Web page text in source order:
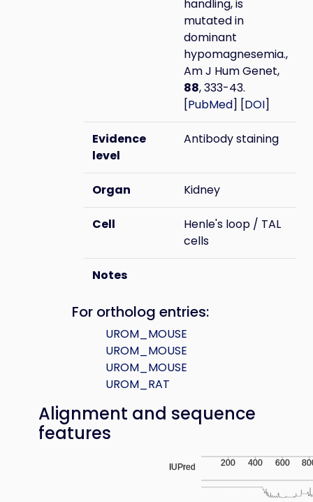
handling, is
mutated in
dominant
hypomagnesemia.,
Am J Hum Genet,
88, 333-43.
[PubMed] [DOI]
Evidence
level
Antibody staining
Organ Kidney
Cell
Henle's loop / TAL
cells
Notes
For ortholog entries:
UROM_MOUSE
UROM_MOUSE
UROM_MOUSE
UROM_RAT
Alignment and sequence
features
200 400 600
IUPred